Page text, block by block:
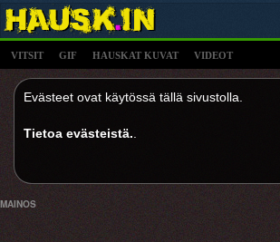
VITSIT GIF HAUSKAT KUVAT VIDEOT
Evästeet ovat käytössä tällä sivustolla.
Tietoa evästeistä.
MAINOS